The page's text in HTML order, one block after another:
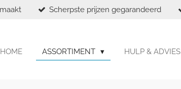
Scherpste prijzen gegarandeerd
HOME ASSORTIMENT HULP & ADVIES